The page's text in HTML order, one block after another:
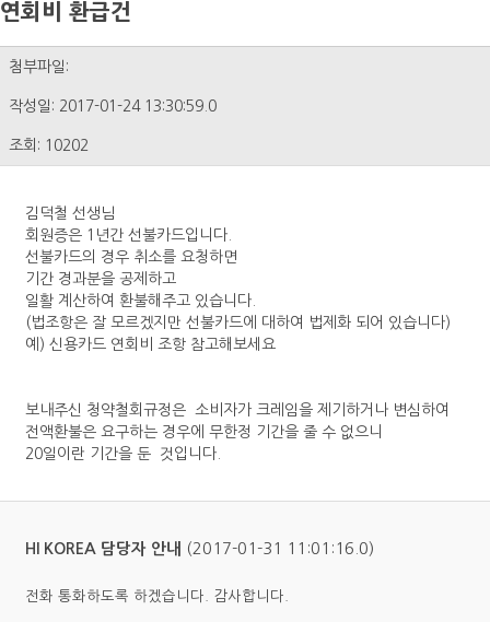
연회비 환급건
첨부파일:
작성일: 2017-01-24 13:30:59.0
조회: 10202
김덕철 선생님
회원증은 1년간 선불카드입니다.
선불카드의 경우 취소를 요청하면
기간 경과분을 공제하고
일활 계산하여 환불해주고 있습니다.
(법조항은 잘 모르겠지만 선불카드에 대하여 법제화 되어 있습니다)
예) 신용카드 연회비 조항 참고해보세요
보내주신 청약철회규정은 소비자가 크레임을 제기하거나 변심하여
전액환불은 요구하는 경우에 무한정 기간을 줄 수 없으니
20일이란 기간을 둔 것입니다.
HI KOREA 담당자 안내 (2017-01-31 11:01:16.0)
전화 통화하도록 하겠습니다. 감사합니다.